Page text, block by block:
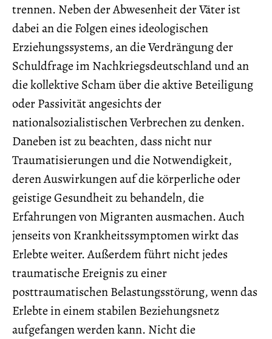
trennen. Neben der Abwesenheit der Väter ist
dabei an die Folgen eines ideologischen
Erziehungssystems, an die Verdrängung der
Schuldfrage im Nachkriegsdeutschland und an
die kollektive Scham über die aktive Beteiligung
oder Passivität angesichts der
nationalsozialistischen Verbrechen zu denken.
Daneben ist zu beachten, dass nicht nur
Traumatisierungen und die Notwendigkeit,
deren Auswirkungen auf die körperliche oder
geistige Gesundheit zu behandeln, die
Erfahrungen von Migranten ausmachen. Auch
jenseits von Krankheitssymptomen wirkt das
Erlebte weiter. Außerdem führt nicht jedes
traumatische Ereignis zu einer
posttraumatischen Belastungsstörung, wenn das
Erlebte in einem stabilen Beziehungsnetz
aufgefangen werden kann. Nicht die